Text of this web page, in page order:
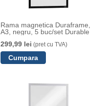
Rama magnetica Duraframe,
A3, negru, 5 buc/set Durable
299,99 lei (pret cu TVA)